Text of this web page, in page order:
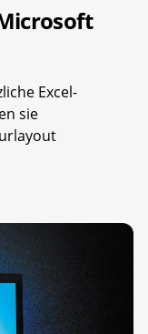
Excel-
sie